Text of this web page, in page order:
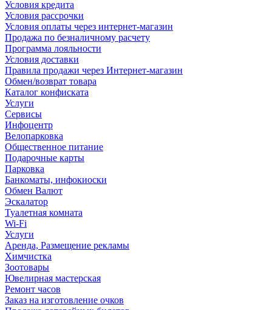
Условия кредита
Условия рассрочки
Условия оплаты через интернет-магазин
Продажа по безналичному расчету
Программа лояльности
Условия доставки
Правила продажи через Интернет-магазин
Обмен/возврат товара
Каталог конфиската
Услуги
Сервисы
Инфоцентр
Велопарковка
Общественное питание
Подарочные карты
Парковка
Банкоматы, инфокиоски
Обмен Валют
Эскалатор
Туалетная комната
Wi-Fi
Услуги
Аренда, Размещение рекламы
Химчистка
Зоотовары
Ювелирная мастерская
Ремонт часов
Заказ на изготовление очков